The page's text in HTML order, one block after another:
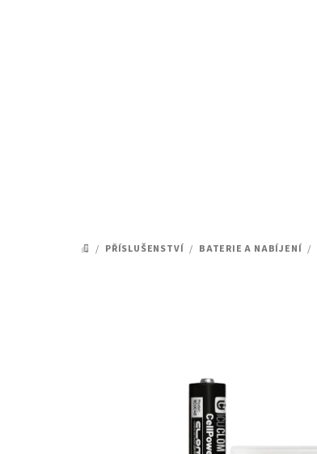
DOMŮ
/ PŘÍSLUŠENSTVÍ / BATERIE A NABÍJENÍ /